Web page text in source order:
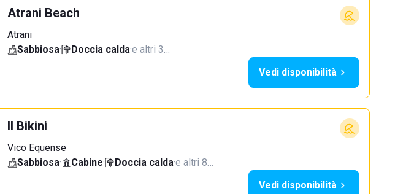
Atrani Beach
Atrani
Sabbiosa· Doccia calda·e altri 3…
Vedi disponibilità
Il Bikini
Vico Equense
Sabbiosa· Cabine· Doccia calda·e altri 8…
Vedi disponibilità